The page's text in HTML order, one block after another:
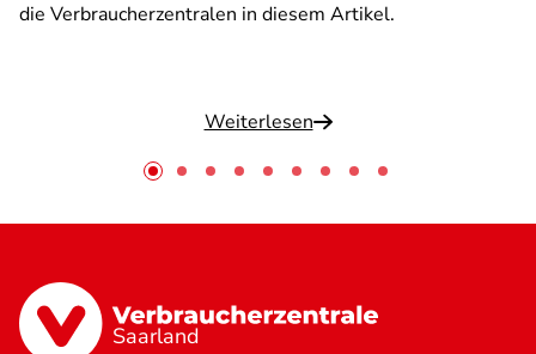
die Verbraucherzentralen in diesem Artikel.
Weiterlesen
Saarland